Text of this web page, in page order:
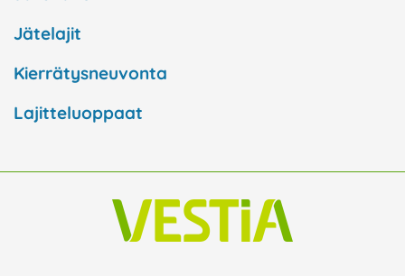
Jätelajit
Kierrätysneuvonta
Lajitteluoppaat